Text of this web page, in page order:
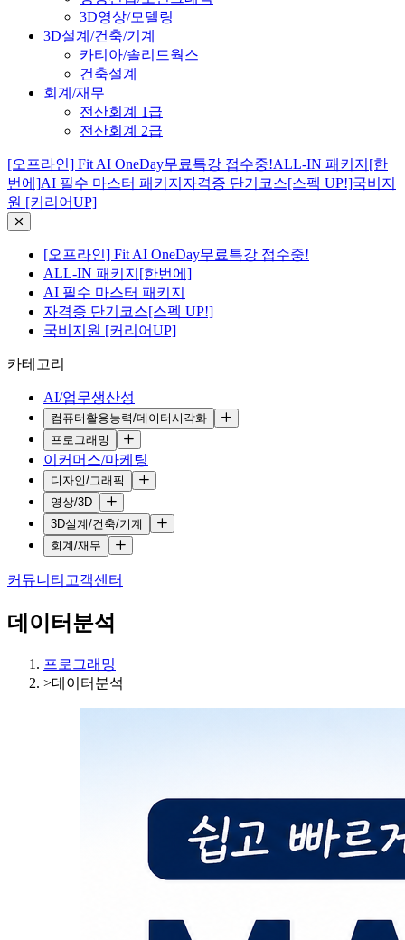
3D영상/모델링
3D설계/건축/기계
카티아/솔리드웍스
건축설계
회계/재무
전산회계 1급
전산회계 2급
[오프라인] Fit AI OneDay무료특강 접수중!ALL-IN 패키지[한
번에]AI 필수 마스터 패키지 자격증 단기코스[스펙 UP!]국비지
원 [커리어UP]
[오프라인] Fit AI OneDay무료특강 접수중!
ALL-IN 패키지[한번에]
AI 필수 마스터 패키지
자격증 단기코스[스펙 UP!]
국비지원 [커리어UP]
카테고리
AI/업무생산성
컴퓨터활용능력/데이터시각화
프로그래밍
이커머스/마케팅
디자인/그래픽
영상/3D
3D설계/건축/기계
회계/재무
커뮤니티 고객센터
데이터분석
프로그래밍
>데이터분석